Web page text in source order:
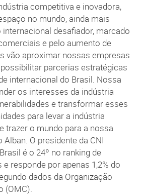
competitiva e inovadora,
no mundo, ainda mais
desafiador, marcado
e pelo aumento de
vão aproximar nossas empresas
parcerias estratégicas
internacional do Brasil. Nossa
os interesses da indústria
e transformar esses
para levar a indústria
trazer o mundo para a nossa
Alban. O presidente da CNI
é o 24º no ranking de
responde por apenas 1,2% do
dados da Organização
(OMC).